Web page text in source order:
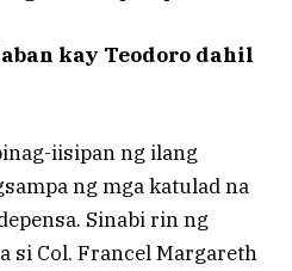
kay Teodoro dahil
iisipan ng ilang
ng mga katulad na
Sinabi rin ng
si Col. Francel Margareth